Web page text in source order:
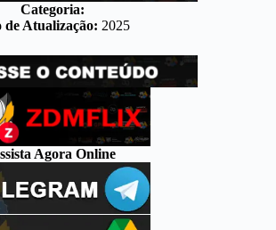
Categoria:
de Atualização: 2025
Agora Online